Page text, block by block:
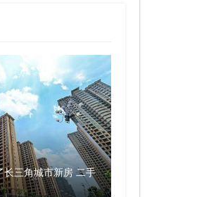
长三角城市新房 二手